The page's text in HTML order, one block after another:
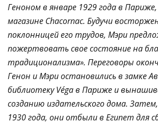
Геноном в январе 1929 года в
магазине Chacornac. Будучи
поклонницей его трудов, Мэри
пожертвовать свое состояние на
традиционализма». Переговоры
Генон и Мэри остановились в замке
библиотеку Véga в Париже и
созданию издательского дома.
1930 года, они отбыли в Египет для